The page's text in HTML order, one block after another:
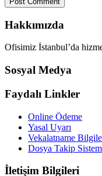
Hakkımızda
Ofisimiz İstanbul’da
Sosyal Medya
Faydalı Linkler
Online Ödeme
Yasal Uyarı
Vekalatname
Dosya Takip
İletişim Bilgileri